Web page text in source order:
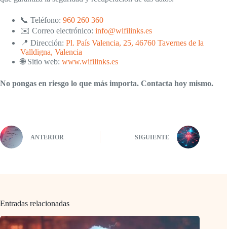
📞 Teléfono: 960 260 360
✉️ Correo electrónico: info@wifilinks.es
📍 Dirección: Pl. País Valencia, 25, 46760 Tavernes de la
Valldigna, Valencia
🌐 Sitio web: www.wifilinks.es
No pongas en riesgo lo que más importa. Contacta hoy mismo.
ANTERIOR SIGUIENTE
Entradas relacionadas